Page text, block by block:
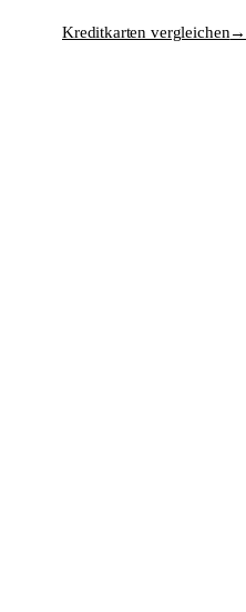
Kreditkarten vergleichen→